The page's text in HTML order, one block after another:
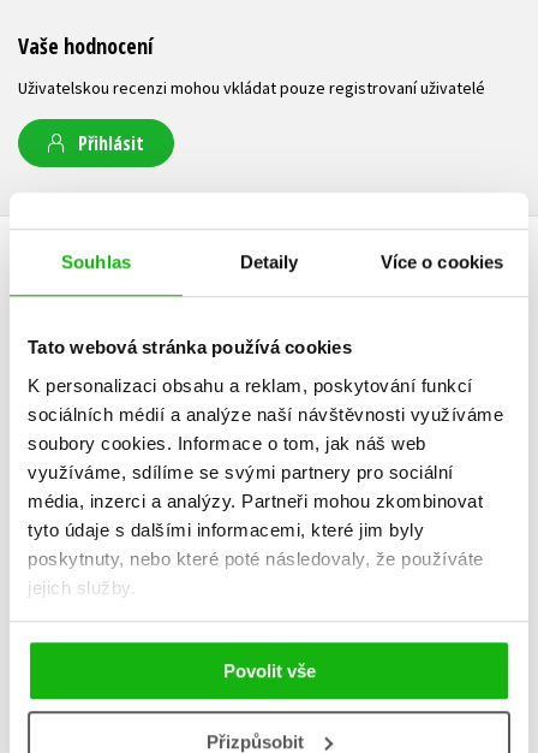
Souhlas Detaily Více o cookies
Tato webová stránka používá cookies
K personalizaci obsahu a reklam, poskytování funkcí
sociálních médií a analýze naší návštěvnosti využíváme
soubory cookies. Informace o tom, jak náš web
využíváme, sdílíme se svými partnery pro sociální
média, inzerci a analýzy. Partneři mohou zkombinovat
tyto údaje s dalšími informacemi, které jim byly
poskytnuty, nebo které poté následovaly, že používáte
jejich služby.
Povolit vše
Přizpůsobit
Vaše hodnocení
Uživatelskou recenzi mohou vkládat pouze registrovaní uživatelé
Přihlásit
AUTOR KNIHY